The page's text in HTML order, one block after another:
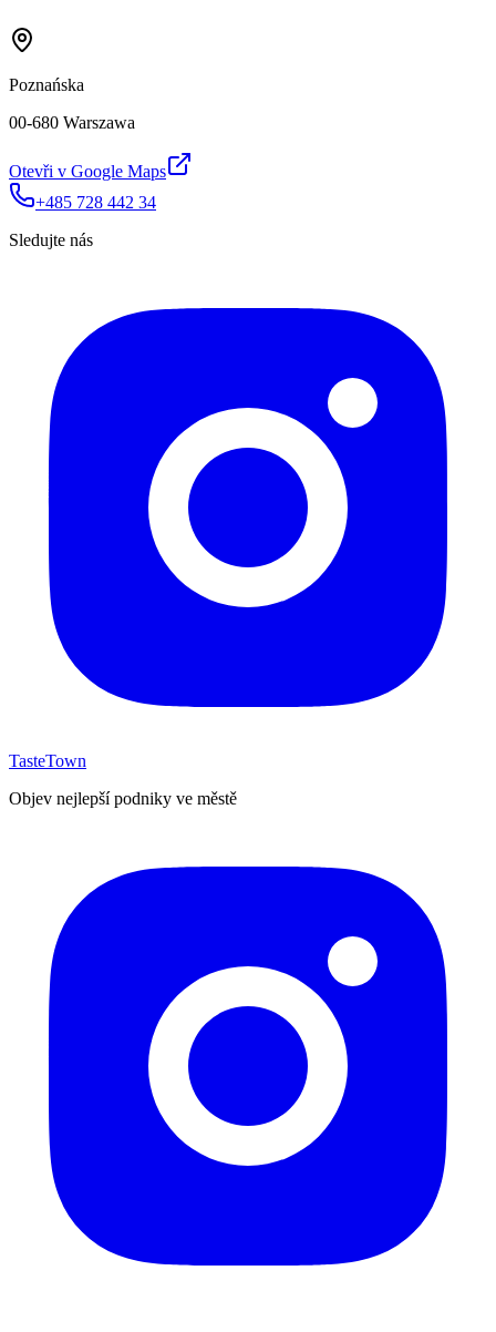
Poznańska
00-680 Warszawa
Otevři v Google Maps
+485 728 442 34
Sledujte nás
TasteTown
Objev nejlepší podniky ve městě